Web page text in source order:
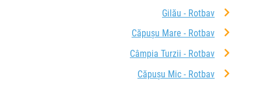
Gilău - Rotbav
Căpușu Mare - Rotbav
Câmpia Turzii - Rotbav
Căpușu Mic - Rotbav